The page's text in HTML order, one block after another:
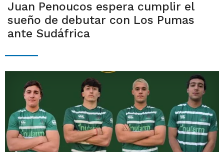
Juan Penoucos espera cumplir el
sueño de debutar con Los Pumas
ante Sudáfrica